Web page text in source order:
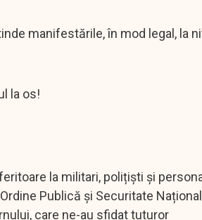
manifestările, în mod legal, la
la os!
la militari, polițiști și
Publică și Securitate
care ne-au sfidat tuturor